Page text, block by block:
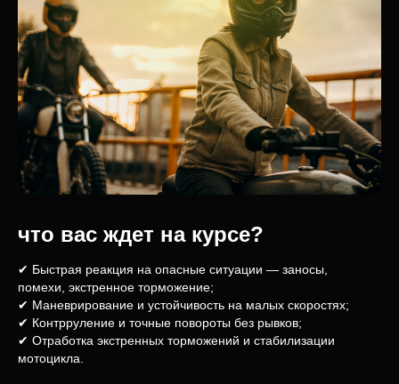
что вас ждет на курсе?
✔ Быстрая реакция на опасные ситуации — заносы,
помехи, экстренное торможение;
✔ Маневрирование и устойчивость на малых скоростях;
✔ Контрруление и точные повороты без рывков;
✔ Отработка экстренных торможений и стабилизации
мотоцикла.